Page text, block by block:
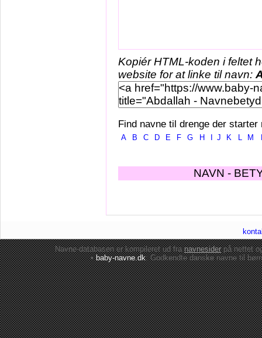
Kopiér HTML-koden i feltet
website for at linke til navn:
Find navne til drenge der starter
A B C D E F G H J K L M
NAVN -
Navne-databasen er kompileret ud franavnesiderpå nettet
•baby-navne.dk: Godkendte danskenavne til børn